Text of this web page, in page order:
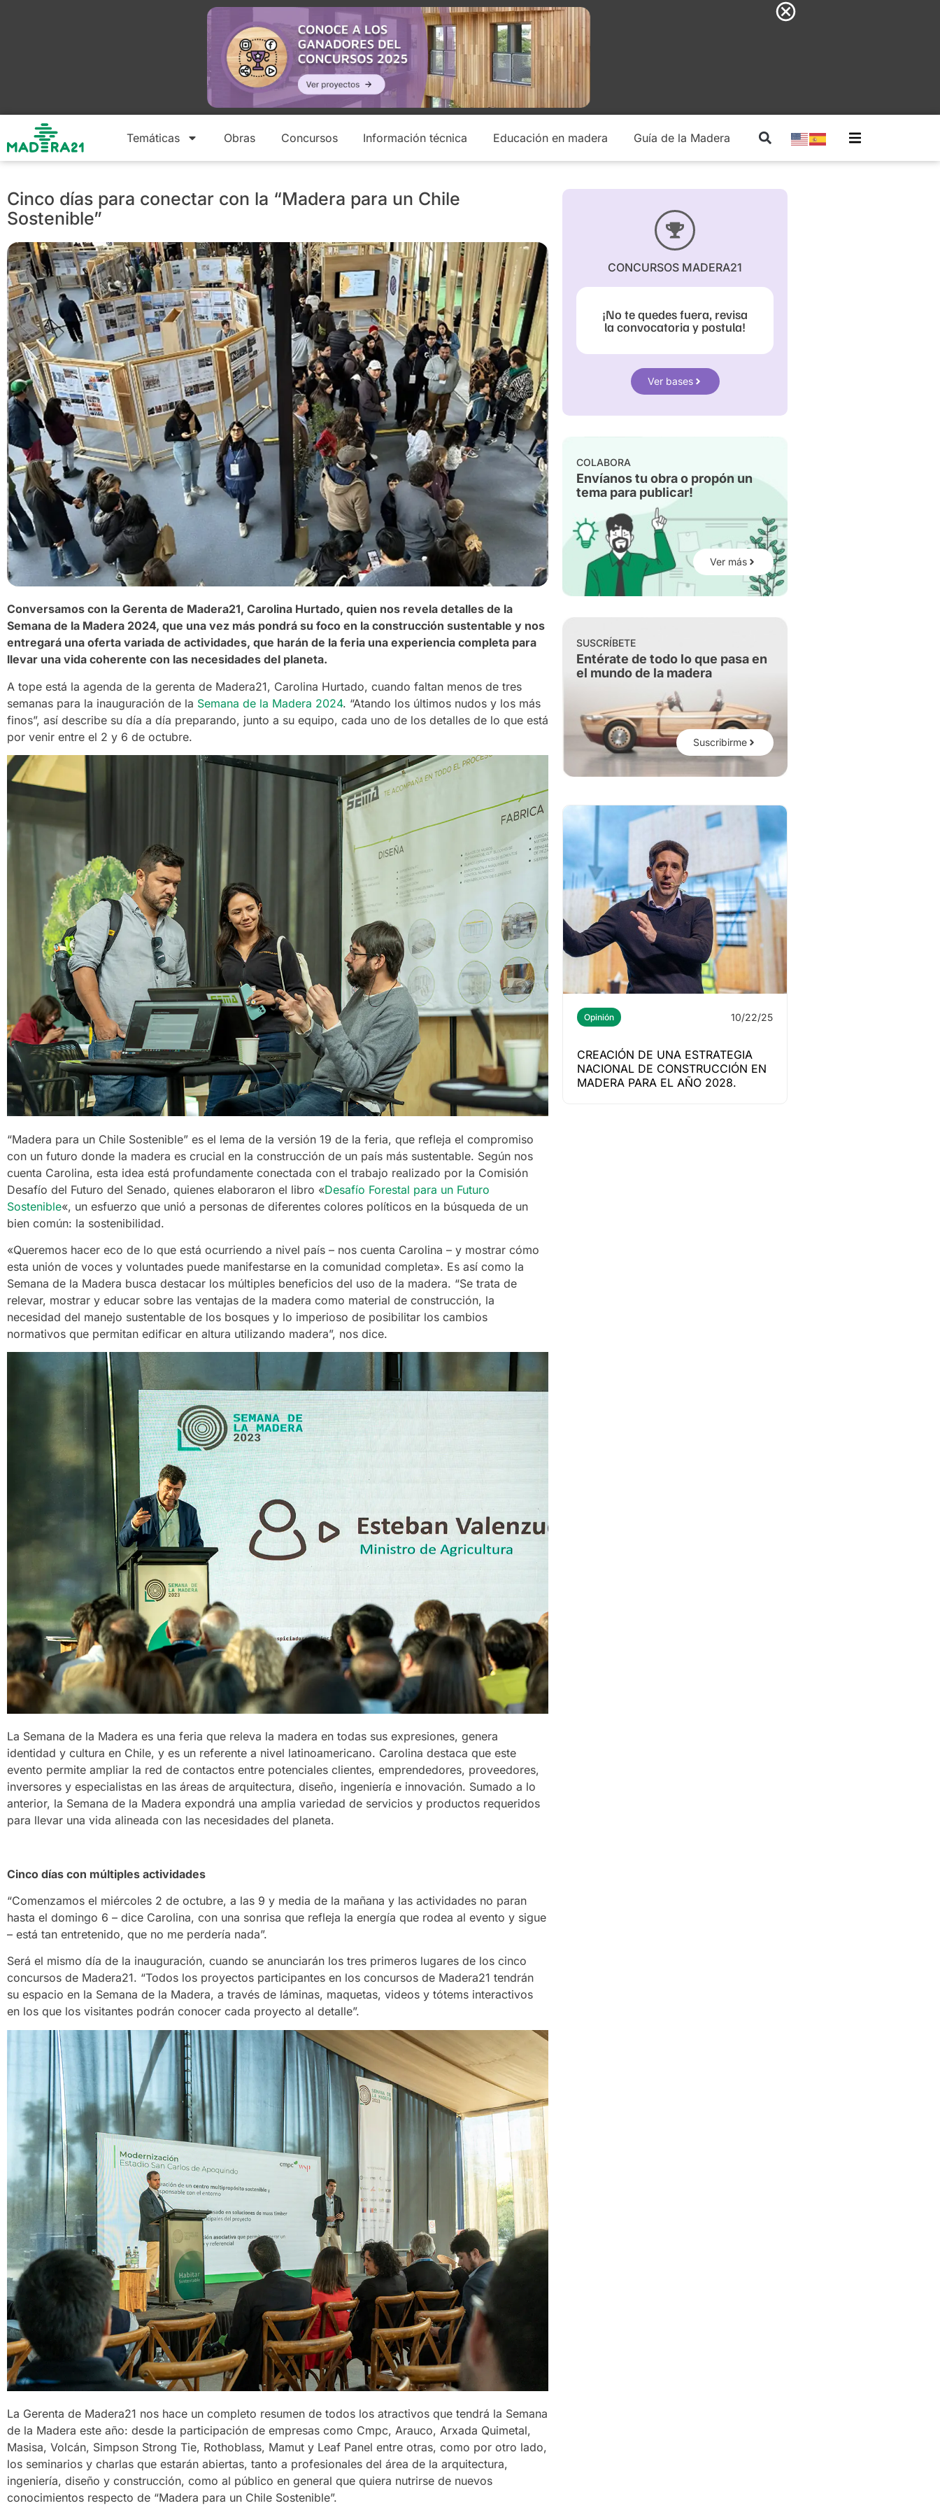
Temáticas Obras Concursos Información técnica Educación en madera Guía de la Madera
Cinco días para conectar con la “Madera para un Chile
Sostenible”
Conversamos con la Gerenta de Madera21, Carolina Hurtado, quien nos revela detalles de la
Semana de la Madera 2024, que una vez más pondrá su foco en la construcción sustentable y nos
entregará una oferta variada de actividades, que harán de la feria una experiencia completa para
llevar una vida coherente con las necesidades del planeta.
A tope está la agenda de la gerenta de Madera21, Carolina Hurtado, cuando faltan menos de tres
semanas para la inauguración de la Semana de la Madera 2024. “Atando los últimos nudos y los más
finos”, así describe su día a día preparando, junto a su equipo, cada uno de los detalles de lo que está
por venir entre el 2 y 6 de octubre.
“Madera para un Chile Sostenible” es el lema de la versión 19 de la feria, que refleja el compromiso
con un futuro donde la madera es crucial en la construcción de un país más sustentable. Según nos
cuenta Carolina, esta idea está profundamente conectada con el trabajo realizado por la Comisión
Desafío del Futuro del Senado, quienes elaboraron el libro «Desafío Forestal para un Futuro
Sostenible«, un esfuerzo que unió a personas de diferentes colores políticos en la búsqueda de un
bien común: la sostenibilidad.
«Queremos hacer eco de lo que está ocurriendo a nivel país – nos cuenta Carolina – y mostrar cómo
esta unión de voces y voluntades puede manifestarse en la comunidad completa». Es así como la
Semana de la Madera busca destacar los múltiples beneficios del uso de la madera. “Se trata de
relevar, mostrar y educar sobre las ventajas de la madera como material de construcción, la
necesidad del manejo sustentable de los bosques y lo imperioso de posibilitar los cambios
normativos que permitan edificar en altura utilizando madera”, nos dice.
La Semana de la Madera es una feria que releva la madera en todas sus expresiones, genera
identidad y cultura en Chile, y es un referente a nivel latinoamericano. Carolina destaca que este
evento permite ampliar la red de contactos entre potenciales clientes, emprendedores, proveedores,
inversores y especialistas en las áreas de arquitectura, diseño, ingeniería e innovación. Sumado a lo
anterior, la Semana de la Madera expondrá una amplia variedad de servicios y productos requeridos
para llevar una vida alineada con las necesidades del planeta.
Cinco días con múltiples actividades
“Comenzamos el miércoles 2 de octubre, a las 9 y media de la mañana y las actividades no paran
hasta el domingo 6 – dice Carolina, con una sonrisa que refleja la energía que rodea al evento y sigue
– está tan entretenido, que no me perdería nada”.
Será el mismo día de la inauguración, cuando se anunciarán los tres primeros lugares de los cinco
concursos de Madera21. “Todos los proyectos participantes en los concursos de Madera21 tendrán
su espacio en la Semana de la Madera, a través de láminas, maquetas, videos y tótems interactivos
en los que los visitantes podrán conocer cada proyecto al detalle”.
La Gerenta de Madera21 nos hace un completo resumen de todos los atractivos que tendrá la Semana
de la Madera este año: desde la participación de empresas como Cmpc, Arauco, Arxada Quimetal,
Masisa, Volcán, Simpson Strong Tie, Rothoblass, Mamut y Leaf Panel entre otras, como por otro lado,
los seminarios y charlas que estarán abiertas, tanto a profesionales del área de la arquitectura,
ingeniería, diseño y construcción, como al público en general que quiera nutrirse de nuevos
conocimientos respecto de “Madera para un Chile Sostenible”.
CONCURSOS MADERA21
¡No te quedes fuera, revisa
la convocatoria y postula!
Ver bases
COLABORA
Envíanos tu obra o propón un
tema para publicar!
Ver más
SUSCRÍBETE
Entérate de todo lo que pasa en
el mundo de la madera
Suscribirme
Opinión 10/22/25
CREACIÓN DE UNA ESTRATEGIA
NACIONAL DE CONSTRUCCIÓN EN
MADERA PARA EL AÑO 2028.